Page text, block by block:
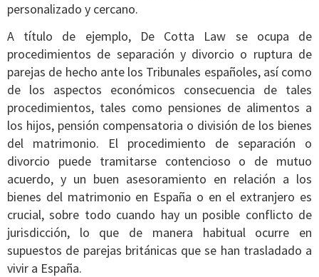
personalizado y cercano.
A título de ejemplo, De Cotta Law se ocupa de
procedimientos de separación y divorcio o ruptura de
parejas de hecho ante los Tribunales españoles, así como
de los aspectos económicos consecuencia de tales
procedimientos, tales como pensiones de alimentos a
los hijos, pensión compensatoria o división de los bienes
del matrimonio. El procedimiento de separación o
divorcio puede tramitarse contencioso o de mutuo
acuerdo, y un buen asesoramiento en relación a los
bienes del matrimonio en España o en el extranjero es
crucial, sobre todo cuando hay un posible conflicto de
jurisdicción, lo que de manera habitual ocurre en
supuestos de parejas británicas que se han trasladado a
vivir a España.